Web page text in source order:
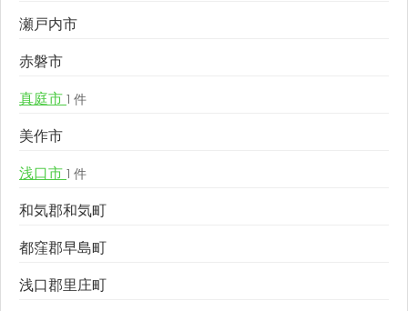
瀬戸内市
赤磐市
真庭市 1 件
美作市
浅口市 1 件
和気郡和気町
都窪郡早島町
浅口郡里庄町